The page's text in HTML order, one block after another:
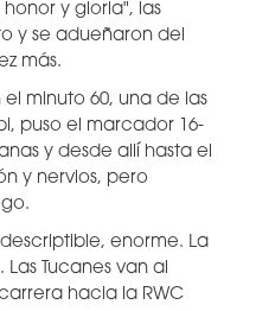
y gloria", las
y se adueñaron del
más.
minuto 60, una de las
puso el marcador 16-
y desde allí hasta el
y nervios, pero
enorme. La
Tucanes van al
hacia la RWC